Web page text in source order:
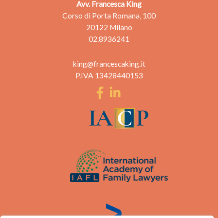
Avv. Francesca King
Corso di Porta Romana, 100
20122 Milano
02.8936241
king@francescaking.it
P.IVA 13428440153